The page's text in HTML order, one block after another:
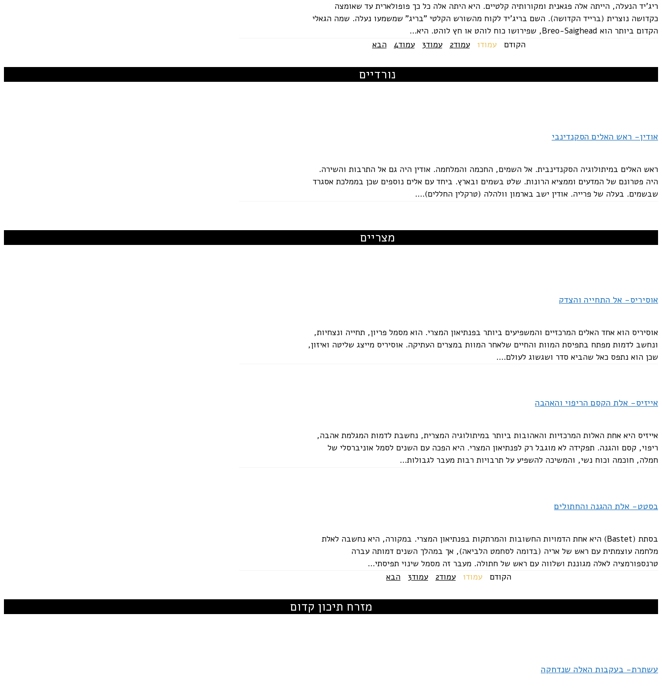
ריג'יד הנעלה, הייתה אלה פגאנית ומקורותיה קלטיים. היא היתה אלה כל כך פופולארית עד שאומצה
כקדושה נוצרית (ברייד הקדושה). השם בריג'יד לקוח מהשורש הקלטי "בריג" שמשמעו נעלה. שמה הגאלי
הקדום ביותר הוא Breo-Saighead, שפירושו כוח לוהט או חץ לוהט. היא...
הקודם
עמוד1 עמוד2 עמוד3 עמוד4 הבא
נורדיים
אודין- ראש האלים הסקנדינבי
ראש האלים במיתולוגיה הסקנדינבית. אל השמים, החכמה והמלחמה. אודין היה גם אל התרבות והשירה.
היה פטרונם של המדעים וממציא הרונות. שלט בשמים ובארץ. ביחד עם אלים נוספים שכן בממלכת אסגרד
שבשמים. בעלה של פרייה. אודין ישב בארמון וולהלה (טרקלין החללים)....
מבוקשה, ובכך עזרה לה השרשרת המיוחדת שלה- בריסינגמן....
הרחבה של תפקידו כאל שמים, וקשורה במיוחד לגשם המאפשר לגידול יבולים. ת'ור, הוא הארכיטיפ של
לוחם נאמן ואמיץ, האידיאל אליו שאף הלוחם האנושי. הוא המגן של...
הקודם
עמוד1 עמוד2 הבא
מצריים
אוסיריס- אל התחייה והצדק
אוסיריס הוא אחד האלים המרכזיים והמשפיעים ביותר בפנתיאון המצרי. הוא מסמל פריון, תחייה ונצחיות,
ונחשב לדמות מפתח בתפיסת המוות והחיים שלאחר המוות במצרים העתיקה. אוסיריס מייצג שליטה ואיזון,
שכן הוא נתפס כאל שהביא סדר ושגשוג לעולם....
אייזיס- אלת הקסם הריפוי והאהבה
אייזיס היא אחת האלות המרכזיות והאהובות ביותר במיתולוגיה המצרית, נחשבת לדמות המגלמת אהבה,
ריפוי, קסם והגנה. תפקידה לא מוגבל רק לפנתיאון המצרי. היא הפכה עם השנים לסמל אוניברסלי של
חמלה, חוכמה וכוח נשי, והמשיכה להשפיע על תרבויות רבות מעבר לגבולות...
בסטט- אלת ההגנה והחתולים
בסתת (Bastet) היא אחת הדמויות החשובות והמרתקות בפנתיאון המצרי. במקורה, היא נחשבה לאלת
מלחמה עוצמתית עם ראש של אריה (בדומה לסחמט הלביאה), אך במהלך השנים דמותה עברה
טרנספורמציה לאלה מגוננת ושלווה עם ראש של חתולה. מעבר זה מסמל שינוי תפיסתי...
הקודם
עמוד1 עמוד2 עמוד3 הבא
מזרח תיכון קדום
עשתרת- בעקבות האלה שנדחקה